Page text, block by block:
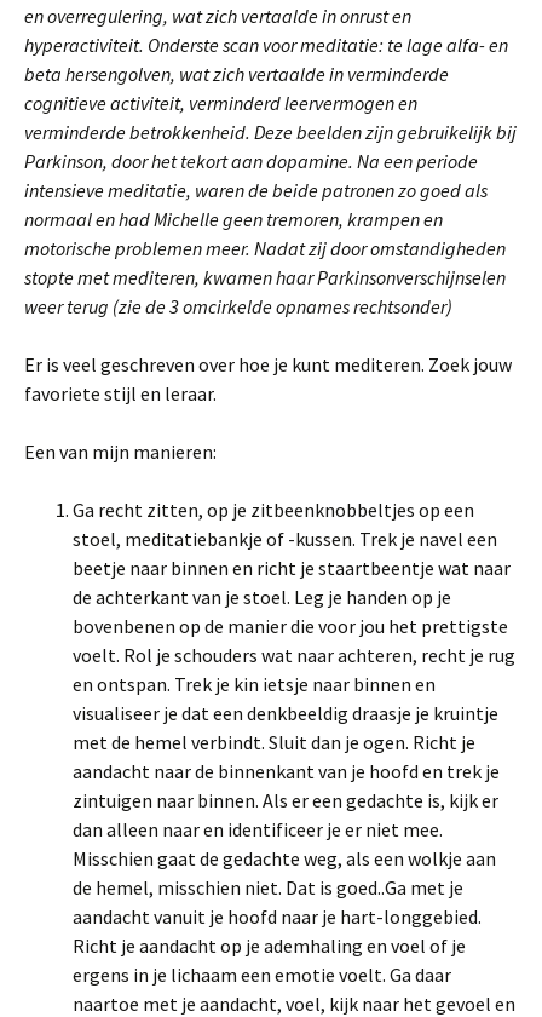
en overregulering, wat zich vertaalde in onrust en
hyperactiviteit. Onderste scan voor meditatie: te lage alfa- en
beta hersengolven, wat zich vertaalde in verminderde
cognitieve activiteit, verminderd leervermogen en
verminderde betrokkenheid. Deze beelden zijn gebruikelijk bij
Parkinson, door het tekort aan dopamine. Na een periode
intensieve meditatie, waren de beide patronen zo goed als
normaal en had Michelle geen tremoren, krampen en
motorische problemen meer. Nadat zij door omstandigheden
stopte met mediteren, kwamen haar Parkinsonverschijnselen
weer terug (zie de 3 omcirkelde opnames rechtsonder)
Er is veel geschreven over hoe je kunt mediteren. Zoek jouw
favoriete stijl en leraar.
Een van mijn manieren:
Ga recht zitten, op je zitbeenknobbeltjes op een
stoel, meditatiebankje of -kussen. Trek je navel een
beetje naar binnen en richt je staartbeentje wat naar
de achterkant van je stoel. Leg je handen op je
bovenbenen op de manier die voor jou het prettigste
voelt. Rol je schouders wat naar achteren, recht je rug
en ontspan. Trek je kin ietsje naar binnen en
visualiseer je dat een denkbeeldig draasje je kruintje
met de hemel verbindt. Sluit dan je ogen. Richt je
aandacht naar de binnenkant van je hoofd en trek je
zintuigen naar binnen. Als er een gedachte is, kijk er
dan alleen naar en identificeer je er niet mee.
Misschien gaat de gedachte weg, als een wolkje aan
de hemel, misschien niet. Dat is goed..Ga met je
aandacht vanuit je hoofd naar je hart-longgebied.
Richt je aandacht op je ademhaling en voel of je
ergens in je lichaam een emotie voelt. Ga daar
naartoe met je aandacht, voel, kijk naar het gevoel en